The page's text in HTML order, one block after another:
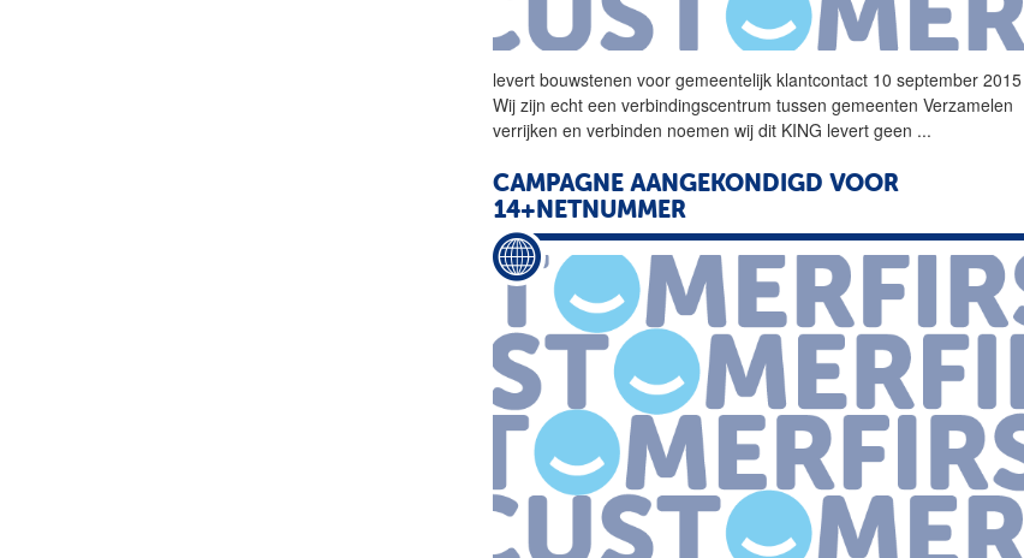
levert bouwstenen voorgemeentelijk klantcontact 10 september 2015
Wij zijn echt een verbindingscentrum tussen gemeenten Verzamelen
verrijken en verbinden noemen wij dit KING levert geen ...
CAMPAGNE AANGEKONDIGD VOOR
14+NETNUMMER